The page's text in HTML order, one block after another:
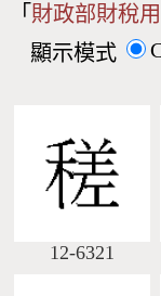
Big5查
「 財政部財稅
顯示模式
12-6321